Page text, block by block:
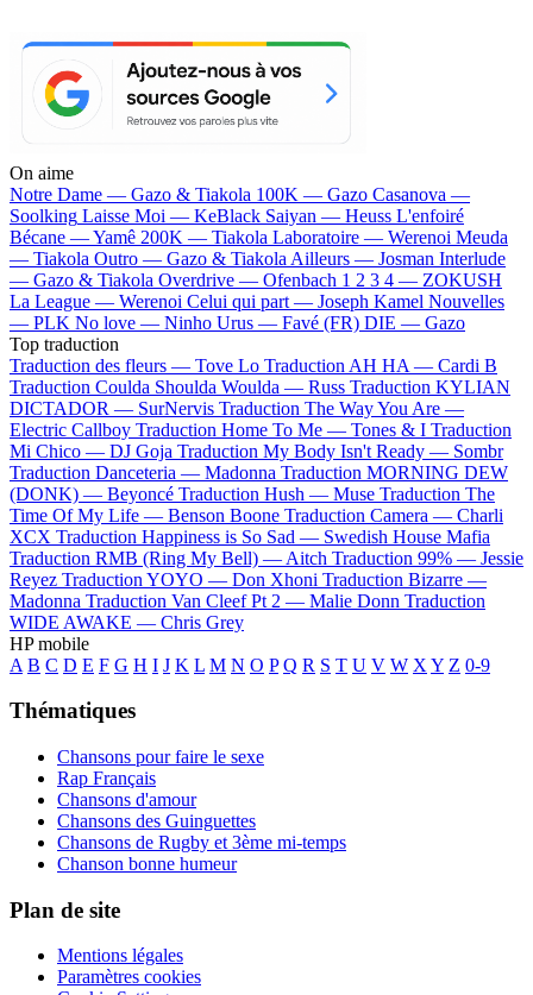
On aime
Notre Dame — Gazo & Tiakola 100K — Gazo Casanova —
Soolking Laisse Moi — KeBlack Saiyan — Heuss L'enfoiré
Bécane —Yamê 200K — Tiakola Laboratoire — Werenoi Meuda
— Tiakola Outro — Gazo & Tiakola Ailleurs — Josman Interlude
— Gazo & Tiakola Overdrive — Ofenbach 1 2 3 4 — ZOKUSH
La League — Werenoi Celui qui part — Joseph Kamel Nouvelles
— PLK No love — Ninho Urus — Favé (FR) DIE — Gazo
Top traduction
Traduction des fleurs — Tove Lo Traduction AH HA — Cardi B
Traduction Coulda Shoulda Woulda — Russ Traduction KYLIAN
DICTADOR — SurNervis Traduction The Way You Are —
Electric Callboy Traduction Home To Me — Tones & I Traduction
Mi Chico — DJ Goja Traduction My Body Isn't Ready — Sombr
Traduction Danceteria — Madonna Traduction MORNING DEW
(DONK) — Beyoncé Traduction Hush — Muse Traduction The
Time Of My Life — Benson Boone Traduction Camera — Charli
XCX Traduction Happiness is So Sad — Swedish House Mafia
Traduction RMB (Ring My Bell) — Aitch Traduction 99% — Jessie
Reyez Traduction YOYO — Don Xhoni Traduction Bizarre —
Madonna Traduction Van Cleef Pt 2 — Malie Donn Traduction
WIDE AWAKE — Chris Grey
HP mobile
A B C D E F G H I J K L M N O P Q R S T U V W X Y Z 0-9
Thématiques
Chansons pour faire le sexe
Rap Français
Chansons d'amour
Chansons des Guinguettes
Chansons de Rugby et 3ème mi-temps
Chanson bonne humeur
Plan de site
Mentions légales
Paramètres cookies